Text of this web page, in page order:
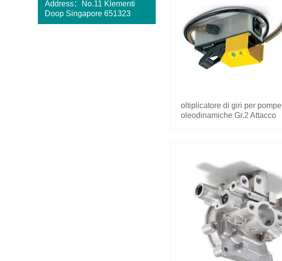
Address：No.11 Klementi
Doop Singapore 651323
oltiplicatore di giri per pompe
oleodinamiche Gr.2 Attacco